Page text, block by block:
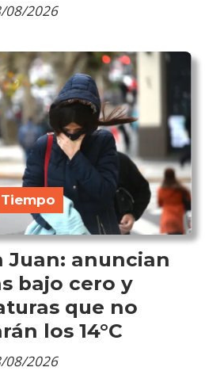
08/2026
Juan: anuncian
bajo cero y
que no
los 14°C
Tiempo
08/2026